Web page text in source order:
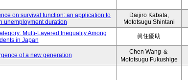
on survival function: an application to
unemployment duration
Daijiro Kabata,
Mototsugu Shintani
Multi-Layered Inequality Among
in Japan
眞住優助
of a new generation
Chen Wang ＆
Mototsugu Fukushige